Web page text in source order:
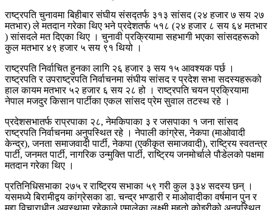
राष्ट्रपति चुनावमा बिहीबार संघीय संसद्तर्फ ३१३ सांसद (२४ हजार ७ सय २७
मतभार) ले मतदान गरेका थिए भने प्रदेशतर्फ ५१८ (२४ हजार ८ सय ६४ मतभार
) सांसदले मत दिएका थिए । चुनावी प्रक्रियामा सहभागी भएका सांसदहरूको
कुल मतभार ४९ हजार ५ सय ९१ थियो ।
राष्ट्रपति निर्वाचित हुनका लागि २६ हजार ३ सय १५ आवश्यक पर्छ ।
राष्ट्रपति र उपराष्ट्रपति निर्वाचनमा संघीय सांसद र प्रदेश सभा सदस्यहरूको
हाल कायम मतभार ५२ हजार ६ सय २८ हो । राष्ट्रपति चयन प्रक्रियामा
नेपाल मजदुर किसान पार्टीका एकल सांसद प्रेम सुवाल तटस्थ रहे ।
प्रदेशसभातर्फ राप्रपाका २८, नेमकिपाका ३ र जसपाका १ जना सांसद
राष्ट्रपति निर्वाचनमा अनुपस्थित रहे । नेपाली कांग्रेस, नेकपा (माओवादी
केन्द्र), जनता समाजवादी पार्टी, नेकपा (एकीकृत समाजवादी), राष्ट्रिय स्वतन्त्र
पार्टी, जनमत पार्टी, नागरिक उन्मुक्ति पार्टी, राष्ट्रिय जनमोर्चाले पौडेलको पक्षमा
मतदान गरेका थिए ।
प्रतिनिधिसभाका २७५ र राष्ट्रिय सभाका ५९ गरी कुल ३३४ सदस्य छन् ।
यसमध्ये बिरामीद्वय कांग्रेसका डा. चन्द्र भण्डारी र माओवादीका वर्षमान पुन र
मुद्दा विचाराधीन अवस्थामा रहेकाले एमालेका लक्ष्मी महतो कोइरीको अनुपस्थित